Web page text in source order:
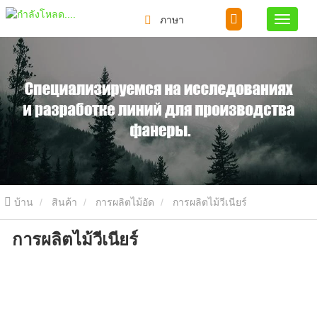
ภาษา
บ้าน สินค้า การผลิตไม้อัด การผลิตไม้วีเนียร์
การผลิตไม้วีเนียร์